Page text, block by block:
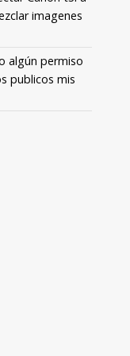
imagenes
algún permiso
publicos mis